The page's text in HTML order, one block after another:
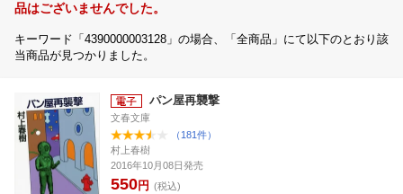
品はございませんでした。
キーワード「4390000003128」の場合、「全商品」にて以下のとおり該
当商品が見つかりました。
パン屋再襲撃
文春文庫
（181件）
村上春樹
2016年10月08日発売
550円 (税込)